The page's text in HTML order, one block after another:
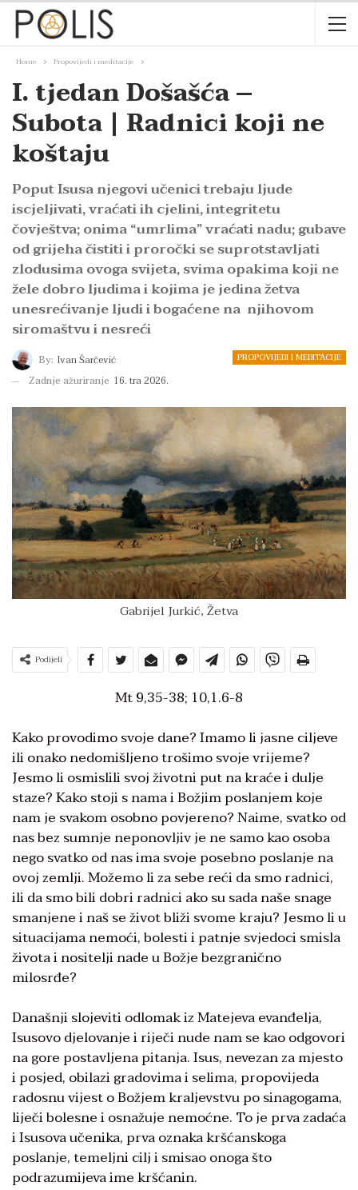
Home Propovijedi i meditacije
I. tjedan Došašća –
Subota | Radnici koji ne
koštaju
Poput Isusa njegovi učenici trebaju ljude
iscjeljivati, vraćati ih cjelini, integritetu
čovještva; onima “umrlima” vraćati nadu; gubave
od grijeha čistiti i proročki se suprotstavljati
zlodusima ovoga svijeta, svima opakima koji ne
žele dobro ljudima i kojima je jedina žetva
unesrećivanje ljudi i bogaćene na njihovom
siromaštvu i nesreći
PROPOVIJEDI I MEDITACIJE
By: Ivan Šarčević
Zadnje ažuriranje 16. tra 2026.
Gabrijel Jurkić, Žetva
Podijeli
Mt 9,35-38; 10,1.6-8
Kako provodimo svoje dane? Imamo li jasne ciljeve
ili onako nedomišljeno trošimo svoje vrijeme?
Jesmo li osmislili svoj životni put na kraće i dulje
staze? Kako stoji s nama i Božjim poslanjem koje
nam je svakom osobno povjereno? Naime, svatko od
nas bez sumnje neponovljiv je ne samo kao osoba
nego svatko od nas ima svoje posebno poslanje na
ovoj zemlji. Možemo li za sebe reći da smo radnici,
ili da smo bili dobri radnici ako su sada naše snage
smanjene i naš se život bliži svome kraju? Jesmo li u
situacijama nemoći, bolesti i patnje svjedoci smisla
života i nositelji nade u Božje bezgranično
milosrđe?
Današnji slojeviti odlomak iz Matejeva evanđelja,
Isusovo djelovanje i riječi nude nam se kao odgovori
na gore postavljena pitanja. Isus, nevezan za mjesto
i posjed, obilazi gradovima i selima, propovijeda
radosnu vijest o Božjem kraljevstvu po sinagogama,
liječi bolesne i osnažuje nemoćne. To je prva zadaća
i Isusova učenika, prva oznaka kršćanskoga
poslanje, temeljni cilj i smisao onoga što
podrazumijeva ime kršćanin.